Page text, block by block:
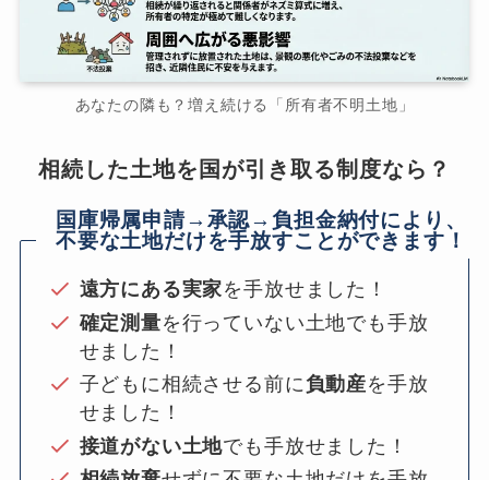
あなたの隣も？増え続ける「所有者不明土地」
相続した土地を国が引き取る制度なら？
国庫帰属申請→承認→負担金納付により、
不要な土地だけを手放すことができます！
遠方にある実家を手放せました！
確定測量を行っていない土地でも手放
せました！
子どもに相続させる前に負動産を手放
せました！
接道がない土地でも手放せました！